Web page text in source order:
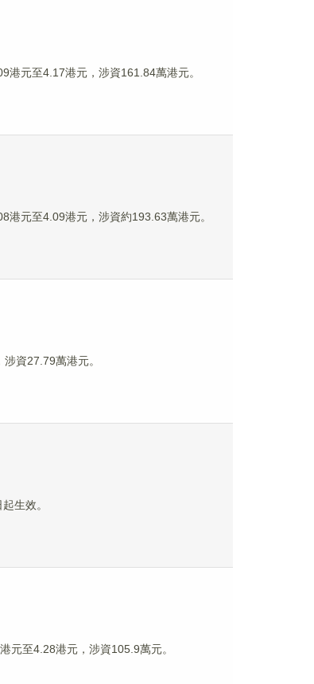
港元至4.17港元，涉資161.84萬港元。
港元至4.09港元，涉資約193.63萬港元。
資27.79萬港元。
生效。
元至4.28港元，涉資105.9萬元。